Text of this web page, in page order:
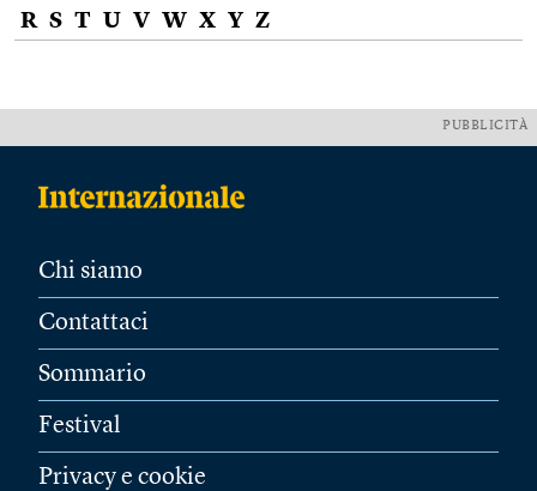
R S T U V W X Y Z
PUBBLICITÀ
Chi siamo
Contattaci
Sommario
Festival
Privacy e cookie